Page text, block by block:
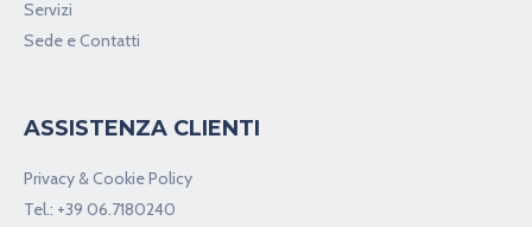
Servizi
Sede e Contatti
ASSISTENZA CLIENTI
Privacy & Cookie Policy
Tel.: +39 06.7180240